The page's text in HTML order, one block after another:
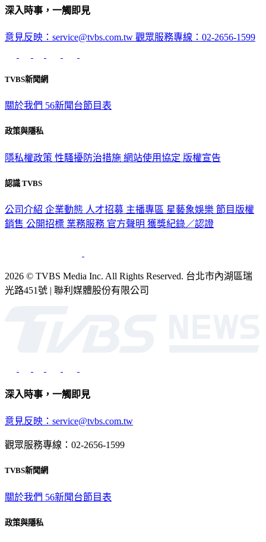
深入時事，一觸即見
意見反映：service@tvbs.com.tw 觀眾服務專線：02-2656-1599
TVBS新聞網
關於我們 56新聞台節目表
政策與隱私
隱私權政策 性騷擾防治措施 網站使用協定 版權宣告
認識 TVBS
公司介紹 企業動態 人才招募 主播專區 星藝象娛樂 節目版權
銷售 公開招標 業務服務 官方聲明 獲獎紀錄／認證
2026 © TVBS Media Inc. All Rights Reserved. 台北市內湖區瑞
光路451號 | 聯利媒體股份有限公司
深入時事，一觸即見
意見反映：service@tvbs.com.tw
觀眾服務專線：02-2656-1599
TVBS新聞網
關於我們 56新聞台節目表
政策與隱私